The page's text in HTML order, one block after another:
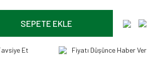
SEPETE EKLE
Et Fiyatı Düşünce Haber Ver